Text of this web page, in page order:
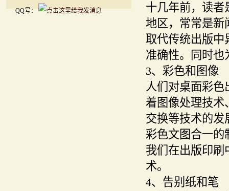
QQ号：
十几年前，读者
地区，常常是新
取代传统出版中
准确性。同时也
3、彩色和图像
人们对桌面彩色
着图像处理技术
交换等技术的发
彩色文图合一的
我们在出版印刷
术。
4、告别纸和笔